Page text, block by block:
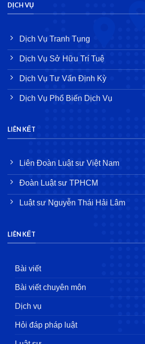
DỊCH VỤ
Dịch Vụ Tranh Tụng
Dịch Vụ Sở Hữu Trí Tuệ
Dịch Vụ Tư Vấn Định Kỳ
Dịch Vụ Phổ Biến Dịch Vụ
LIÊN KẾT
Liên Đoàn Luật sư Việt Nam
Đoàn Luật sư TPHCM
Luật sư Nguyễn Thái Hải Lâm
LIÊN KẾT
Bài viết
Bài viết chuyên môn
Dịch vụ
Hỏi đáp pháp luật